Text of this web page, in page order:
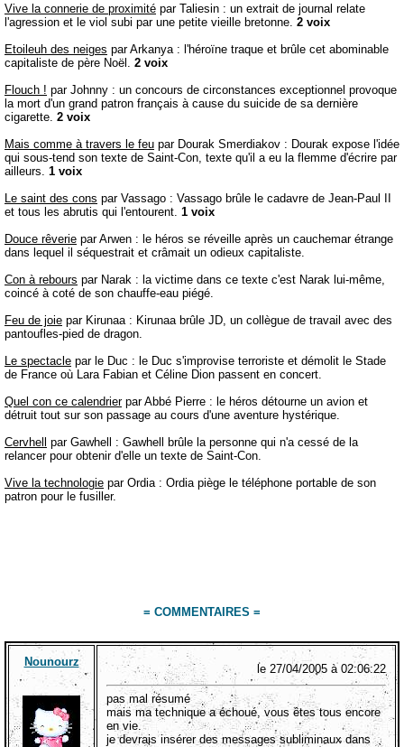
Vive la connerie de proximité par Taliesin : un extrait de journal relate
l'agression et le viol subi par une petite vieille bretonne. 2 voix
Etoileuh des neiges par Arkanya : l'héroïne traque et brûle cet abominable
capitaliste de père Noël. 2 voix
Flouch ! par Johnny : un concours de circonstances exceptionnel provoque
la mort d'un grand patron français à cause du suicide de sa dernière
cigarette. 2 voix
Mais comme à travers le feu par Dourak Smerdiakov : Dourak expose l'idée
qui sous-tend son texte de Saint-Con, texte qu'il a eu la flemme d'écrire par
ailleurs. 1 voix
Le saint des cons par Vassago : Vassago brûle le cadavre de Jean-Paul II
et tous les abrutis qui l'entourent. 1 voix
Douce rêverie par Arwen : le héros se réveille après un cauchemar étrange
dans lequel il séquestrait et crâmait un odieux capitaliste.
Con à rebours par Narak : la victime dans ce texte c'est Narak lui-même,
coincé à coté de son chauffe-eau piégé.
Feu de joie par Kirunaa : Kirunaa brûle JD, un collègue de travail avec des
pantoufles-pied de dragon.
Le spectacle par le Duc : le Duc s'improvise terroriste et démolit le Stade
de France où Lara Fabian et Céline Dion passent en concert.
Quel con ce calendrierpar Abbé Pierre : le héros détourne un avion et
détruit tout sur son passage au cours d'une aventure hystérique.
Cervhell
par Gawhell : Gawhell brûle la personne qui n'a cessé de la
relancer pour obtenir d'elle un texte de Saint-Con.
Vive la technologie par Ordia : Ordia piège le téléphone portable de son
patron pour le fusiller.
= COMMENTAIRES =
Nounourz
le 27/04/2005 à 02:06:22
pas mal résumé
mais ma technique a échoué, vous êtes tous encore
en vie.
je devrais insérer des messages subliminaux dans